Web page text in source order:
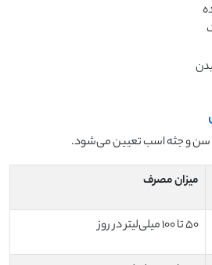
سن و جثه اسب تعیین می‌شود.
میزان مصرف
۵۰ تا ۱۰۰ میلی‌لیتر در روز